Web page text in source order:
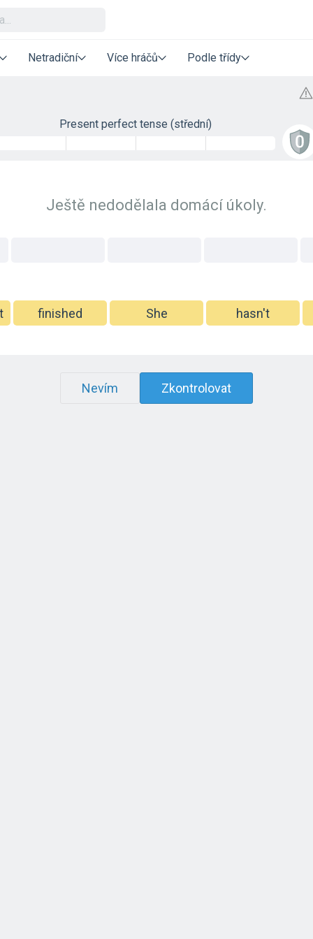
Netradiční Více hráčů Podle třídy
Present perfect tense (střední)
Ještě nedodělala domácí úkoly.
finished She hasn't
Nevím Zkontrolovat